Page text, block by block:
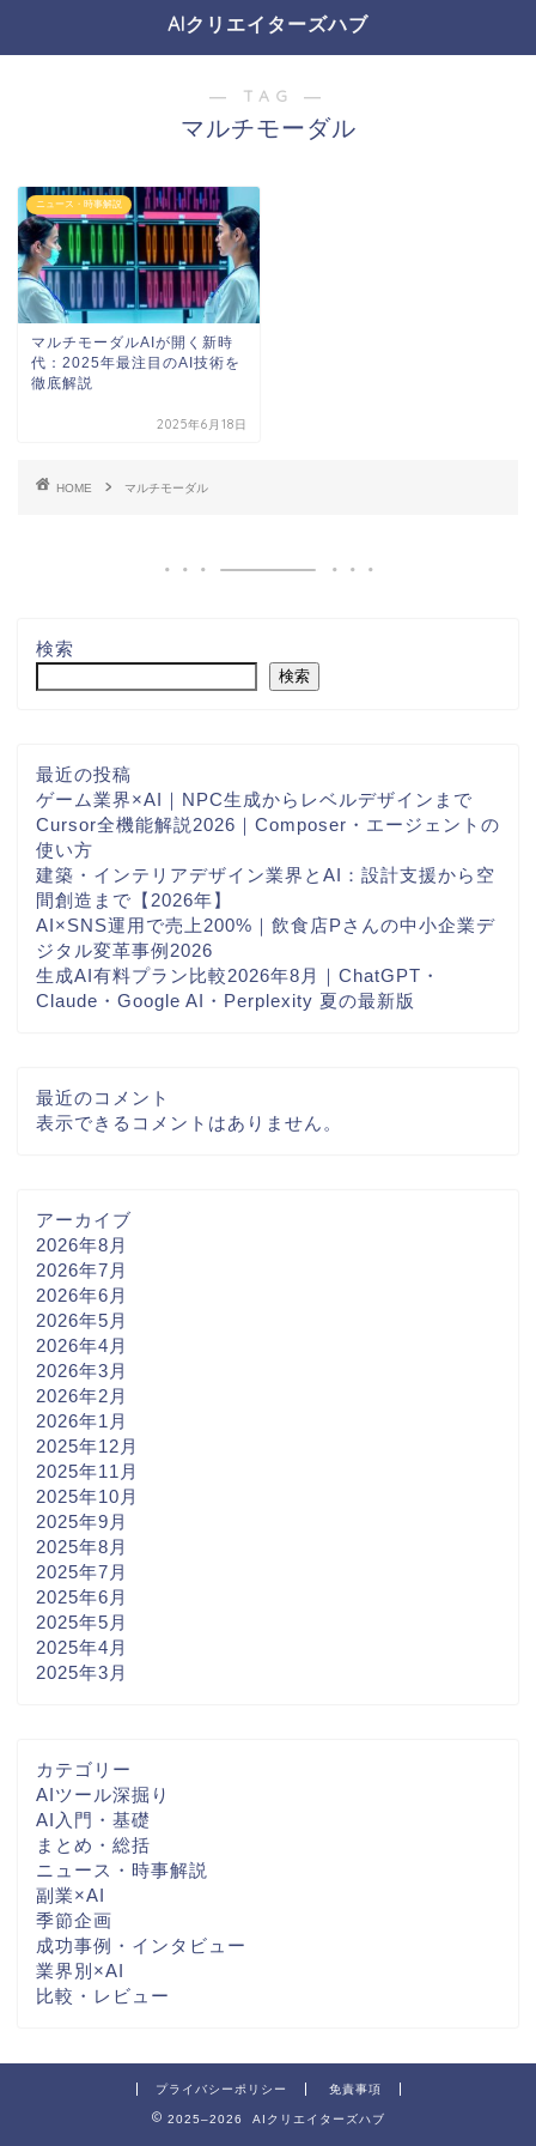
AIクリエイターズハブ
― TAG ―
マルチモーダル
ニュース・時事解説
マルチモーダルAIが開く新時
代：2025年最注目のAI技術を
徹底解説
2025年6月18日
HOME マルチモーダル
検索
検索
最近の投稿
ゲーム業界×AI｜NPC生成からレベルデザインまで
Cursor全機能解説2026｜Composer・エージェントの
使い方
建築・インテリアデザイン業界とAI：設計支援から空
間創造まで【2026年】
AI×SNS運用で売上200%｜飲食店Pさんの中小企業デ
ジタル変革事例2026
生成AI有料プラン比較2026年8月｜ChatGPT・
Claude・Google AI・Perplexity 夏の最新版
最近のコメント
表示できるコメントはありません。
アーカイブ
2026年8月
2026年7月
2026年6月
2026年5月
2026年4月
2026年3月
2026年2月
2026年1月
2025年12月
2025年11月
2025年10月
2025年9月
2025年8月
2025年7月
2025年6月
2025年5月
2025年4月
2025年3月
カテゴリー
AIツール深掘り
AI入門・基礎
まとめ・総括
ニュース・時事解説
副業×AI
季節企画
成功事例・インタビュー
業界別×AI
比較・レビュー
プライバシーポリシー 免責事項
2025–2026 AIクリエイターズハブ